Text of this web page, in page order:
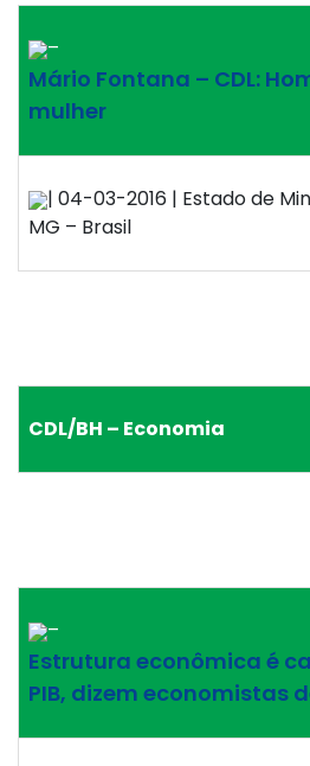
–
Mário Fontana – CDL:
mulher
| 04-03-2016 | Estado de
MG – Brasil
CDL/BH – Economia
–
Estrutura econômica é
PIB, dizem economistas